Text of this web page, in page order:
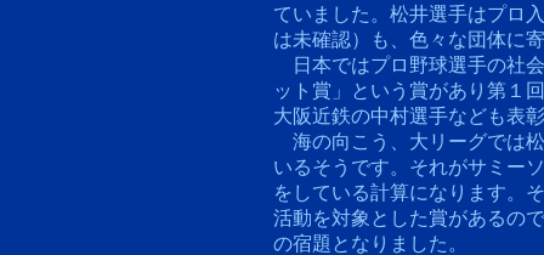
ていました。松井選手はプロ
は未確認）も、色々な団体に
日本ではプロ野球選手の社
ット賞」という賞があり第１
大阪近鉄の中村選手なども表
海の向こう、大リーグでは
いるそうです。それがサミー
をしている計算になります。
活動を対象とした賞があるの
の宿題となりました。